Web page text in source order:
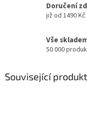
Doručení
již od 1490
Vše
50 000
Související